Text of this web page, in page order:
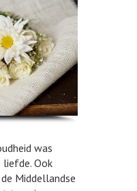
was
liefde. Ook
Middellandse